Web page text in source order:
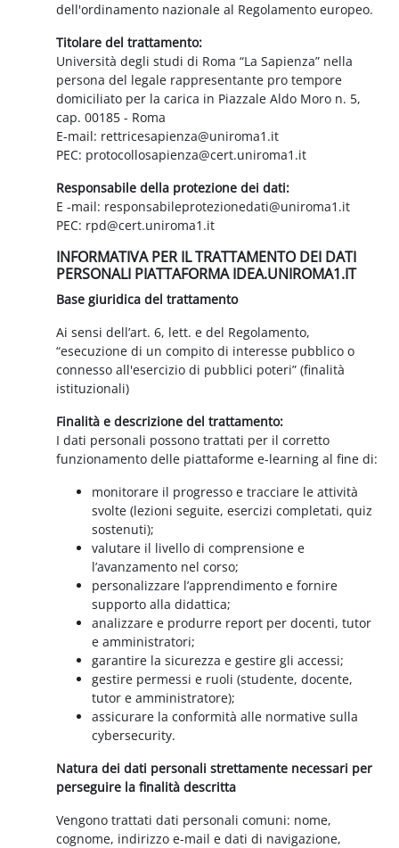
dell'ordinamento nazionale al Regolamento europeo.
Titolare del trattamento:
Università degli studi di Roma “La Sapienza” nella
persona del legale rappresentante pro tempore
domiciliato per la carica in Piazzale Aldo Moro n. 5,
cap. 00185 - Roma
E-mail: rettricesapienza@uniroma1.it
PEC: protocollosapienza@cert.uniroma1.it
Responsabile della protezione dei dati:
E -mail: responsabileprotezionedati@uniroma1.it
PEC: rpd@cert.uniroma1.it
INFORMATIVA PER IL TRATTAMENTO DEI DATI
PERSONALI PIATTAFORMA IDEA.UNIROMA1.IT
Base giuridica del trattamento
Ai sensi dell’art. 6, lett. e del Regolamento,
“esecuzione di un compito di interesse pubblico o
connesso all'esercizio di pubblici poteri” (finalità
istituzionali)
Finalità e descrizione del trattamento:
I dati personali possono trattati per il corretto
funzionamento delle piattaforme e-learning al fine di:
monitorare il progresso e tracciare le attività
svolte (lezioni seguite, esercizi completati, quiz
sostenuti);
valutare il livello di comprensione e
l’avanzamento nel corso;
personalizzare l’apprendimento e fornire
supporto alla didattica;
analizzare e produrre report per docenti, tutor
e amministratori;
garantire la sicurezza e gestire gli accessi;
gestire permessi e ruoli (studente, docente,
tutor e amministratore);
assicurare la conformità alle normative sulla
cybersecurity.
Natura dei dati personali strettamente necessari per
perseguire la finalità descritta
Vengono trattati dati personali comuni: nome,
cognome, indirizzo e-mail e dati di navigazione,